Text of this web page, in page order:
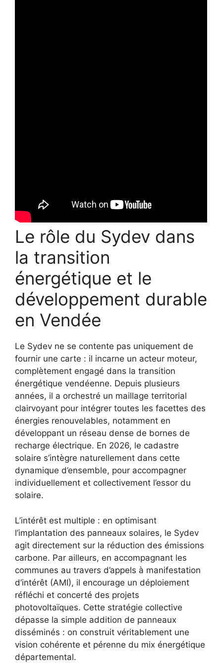
Le rôle du Sydev dans
la transition
énergétique et le
développement durable
en Vendée
Le Sydev ne se contente pas uniquement de
fournir une carte : il incarne un acteur moteur,
complètement engagé dans la transition
énergétique vendéenne. Depuis plusieurs
années, il a orchestré un maillage territorial
clairvoyant pour intégrer toutes les facettes des
énergies renouvelables, notamment en
développant un réseau dense de bornes de
recharge électrique. En 2026, le cadastre
solaire s’intègre naturellement dans cette
dynamique d’ensemble, pour accompagner
individuellement et collectivement l’essor du
solaire.
L’intérêt est multiple : en optimisant
l’implantation des panneaux solaires, le Sydev
agit directement sur la réduction des émissions
carbone. Par ailleurs, en accompagnant les
communes au travers d’appels à manifestation
d’intérêt (AMI), il encourage un déploiement
réfléchi et concerté des projets
photovoltaïques. Cette stratégie collective
dépasse la simple addition de panneaux
disséminés : on construit véritablement une
vision cohérente et pérenne du mix énergétique
départemental.